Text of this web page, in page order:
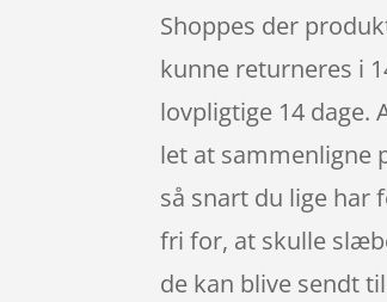
Shoppes der
kunne returneres i
lovpligtige 14 dage.
let at sammenligne
så snart du lige har
fri for, at skulle
de kan blive sendt